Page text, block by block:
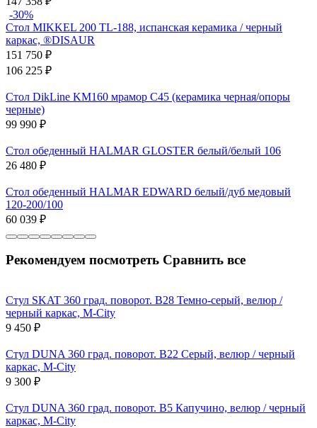
-30%
Стол MIKKEL 200 TL-188, испанская керамика / черный
каркас, ®DISAUR
151 750 ₽
106 225 ₽
Стол DikLine KM160 мрамор С45 (керамика черная/опоры
черные)
99 990 ₽
Стол обеденный HALMAR GLOSTER белый/белый 106
26 480 ₽
Стол обеденный HALMAR EDWARD белый/дуб медовый
120-200/100
60 039 ₽
Рекомендуем посмотреть Сравнить все
Стул SKAT 360 град. поворот. B28 Темно-серый, велюр /
черный каркас, М-City
9 450 ₽
Стул DUNA 360 град. поворот. B22 Серый, велюр / черный
каркас, М-City
9 300 ₽
Стул DUNA 360 град. поворот. B5 Капучино, велюр / черный
каркас, М-City